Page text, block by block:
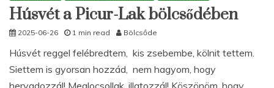
Húsvét a Picur-Lak bölcsődében
2025-06-26 1 min read Bölcsőde
Húsvét reggel felébredtem, kis zsebembe, kölnit tettem.
Siettem is gyorsan hozzád, nem hagyom, hogy
hervadozzál! Meglocsollak, illatozzál! Köszönöm, hogy